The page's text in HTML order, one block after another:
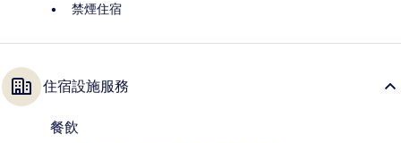
禁煙住宿
住宿設施服務
餐飲